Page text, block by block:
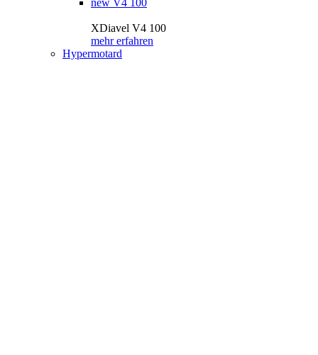
new V4 100
XDiavel V4 100
mehr erfahren
Hypermotard